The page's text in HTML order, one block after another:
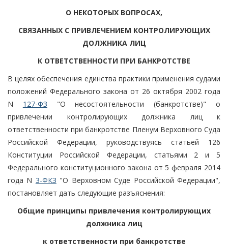
О НЕКОТОРЫХ ВОПРОСАХ,
СВЯЗАННЫХ С ПРИВЛЕЧЕНИЕМ КОНТРОЛИРУЮЩИХ
ДОЛЖНИКА ЛИЦ
К ОТВЕТСТВЕННОСТИ ПРИ БАНКРОТСТВЕ
В целях обеспечения единства практики применения судами
положений Федерального закона от 26 октября 2002 года
N 127-ФЗ "О несостоятельности (банкротстве)" о
привлечении контролирующих должника лиц к
ответственности при банкротстве Пленум Верховного Суда
Российской Федерации, руководствуясь статьей 126
Конституции Российской Федерации, статьями 2 и 5
Федерального конституционного закона от 5 февраля 2014
года N 3-ФКЗ "О Верховном Суде Российской Федерации",
постановляет дать следующие разъяснения:
Общие принципы привлечения контролирующих
должника лиц
к ответственности при банкротстве